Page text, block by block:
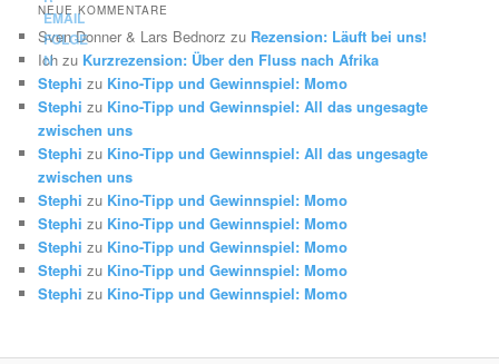
NEUE KOMMENTARE
Sven Donner & Lars Bednorz zu Rezension: Läuft bei uns!
Ich zu Kurzrezension: Über den Fluss nach Afrika
Stephi zu Kino-Tipp und Gewinnspiel: Momo
Stephi zu Kino-Tipp und Gewinnspiel: All das ungesagte
zwischen uns
Stephi zu Kino-Tipp und Gewinnspiel: All das ungesagte
zwischen uns
Stephi zu Kino-Tipp und Gewinnspiel: Momo
Stephi zu Kino-Tipp und Gewinnspiel: Momo
Stephi zu Kino-Tipp und Gewinnspiel: Momo
Stephi zu Kino-Tipp und Gewinnspiel: Momo
Stephi zu Kino-Tipp und Gewinnspiel: Momo